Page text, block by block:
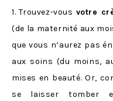
1. Trouvez-vous votre
(de la maternité aux
que vous n’aurez pas
aux soins (du moins,
mises en beauté. Or,
se laisser tomber